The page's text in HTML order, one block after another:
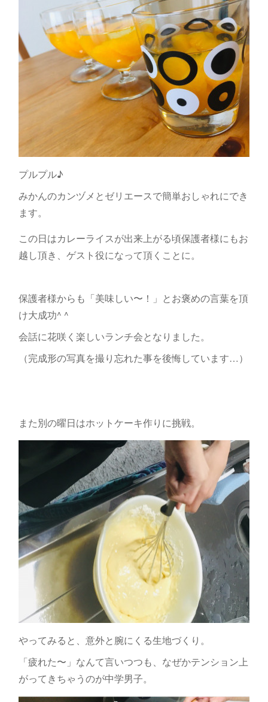
プルプル♪
みかんのカンヅメとゼリエースで簡単おしゃれにでき
ます。
この日はカレーライスが出来上がる頃保護者様にもお
越し頂き、ゲスト役になって頂くことに。
保護者様からも「美味しい〜！」とお褒めの言葉を頂
け大成功^ ^
会話に花咲く楽しいランチ会となりました。
（完成形の写真を撮り忘れた事を後悔しています…）
また別の曜日はホットケーキ作りに挑戦。
やってみると、意外と腕にくる生地づくり。
「疲れた〜」なんて言いつつも、なぜかテンション上
がってきちゃうのが中学男子。